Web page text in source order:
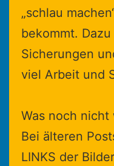
„schlau
bekommt.
Sicherungen
viel Arbeit und
Was noch
Bei älteren
LINKS der